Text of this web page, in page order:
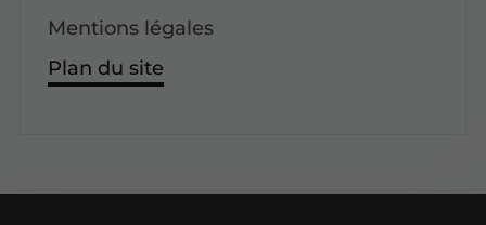
Mentions légales
Plan du site